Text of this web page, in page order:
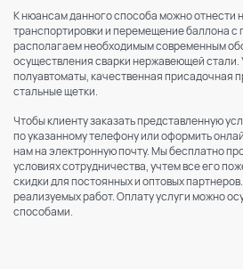
К нюансам данного способа можно отнести
транспортировки и перемещение баллона с
располагаем необходимым современным
осуществления сварки нержавеющей стали.
полуавтоматы, качественная присадочная
стальные щетки.
Чтобы клиенту заказать представленную
по указанному телефону или оформить
нам на электронную почту. Мы бесплатно
условиях сотрудничества, учтем все его
скидки для постоянных и оптовых
реализуемых работ. Оплату услуги можно
способами.